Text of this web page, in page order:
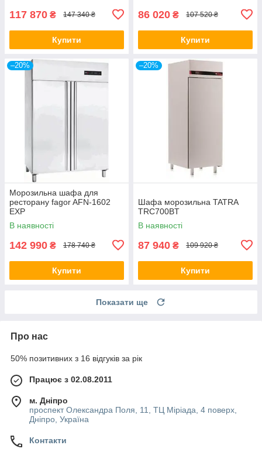
117 870 ₴ 147 340 ₴
Купити
86 020 ₴ 107 520 ₴
Купити
–20%
Морозильна шафа для
ресторану fagor AFN-1602
EXP
В наявності
142 990 ₴ 178 740 ₴
Купити
–20%
Шафа морозильна TATRA
TRC700BT
В наявності
87 940 ₴ 109 920 ₴
Купити
Показати ще
Про нас
50% позитивних з 16 відгуків за рік
Працює з 02.08.2011
м. Дніпро
проспект Олександра Поля, 11, ТЦ Міріада, 4 поверх,
Дніпро, Україна
Контакти